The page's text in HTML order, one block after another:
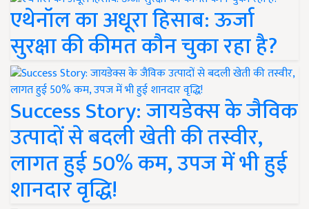
एथेनॉल का अधूरा हिसाब: ऊर्जा
सुरक्षा की कीमत कौन चुका रहा है?
Success Story: जायडेक्स के जैविक
उत्पादों से बदली खेती की तस्वीर,
लागत हुई 50% कम, उपज में भी हुई
शानदार वृद्धि!